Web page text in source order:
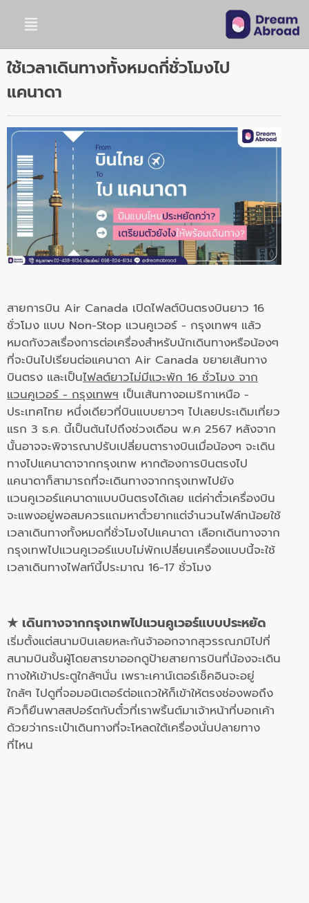
ใช้เวลาเดินทางทั้งหมดกี่ชั่วโมงไป
แคนาดา
สายการบิน Air Canada เปิดไฟลต์บินตรงบินยาว 16
ชั่วโมง แบบ Non-Stop แวนคูเวอร์ - กรุงเทพฯ แล้ว
หมดกังวลเรื่องการต่อเครื่องสำหรับนักเดินทางหรือน้องๆ
ที่จะบินไปเรียนต่อแคนาดา Air Canada ขยายเส้นทาง
บินตรง และเป็นไฟลต์ยาวไม่มีแวะพัก 16 ชั่วโมง จาก
แวนคูเวอร์ - กรุงเทพฯ เป็นเส้นทางอเมริกาเหนือ -
ประเทศไทย หนึ่งเดียวที่บินแบบยาวๆ ไปเลยประเดิมเที่ยว
แรก 3 ธ.ค. นี้เป็นต้นไปถึงช่วงเดือน พ.ค 2567 หลังจาก
นั้นอาจจะพิจารณาปรับเปลี่ยนตารางบินเมื่อน้องๆ จะเดิน
ทางไปแคนาดาจากกรุงเทพ หากต้องการบินตรงไป
แคนาดาก็สามารถที่จะเดินทางจากกรุงเทพไปยัง
แวนคูเวอร์แคนาดาแบบบินตรงได้เลย แต่ค่าตั๋วเครื่องบิน
จะแพงอยู่พอสมควรแถมหาตั๋วยากแต่จำนวนไฟล์ทน้อยใช้
เวลาเดินทางทั้งหมดกี่ชั่วโมงไปแคนาดา เลือกเดินทางจาก
กรุงเทพไปแวนคูเวอร์แบบไม่พักเปลี่ยนเครื่องแบบนี้จะใช้
เวลาเดินทางไฟลท์นี้ประมาณ 16-17 ชั่วโมง
★ เดินทางจากกรุงเทพไปแวนคูเวอร์แบบประหยัด
เริ่มตั้งแต่สนามบินเลยหละกันจ้าออกจากสุวรรณภมิไปที่
สนามบินชั้นผู้โดยสารขาออกดูป้ายสายการบินที่น้องจะเดิน
ทางให้เข้าประตูใกล้ๆนั่น เพราะเคาน์เตอร์เช็คอินจะอยู่
ใกล้ๆ ไปดูที่จอมอนิเตอร์ต่อแถวให้ก็เข้าให้ตรงช่องพอถึง
คิวก็ยืนพาสสปอร์ตกับตั๋วที่เราพริ้นต์มาเจ้าหน้าที่บอกเค้า
ด้วยว่ากระเป๋าเดินทางที่จะโหลดใต้เครื่องนั่นปลายทาง
ที่ไหน